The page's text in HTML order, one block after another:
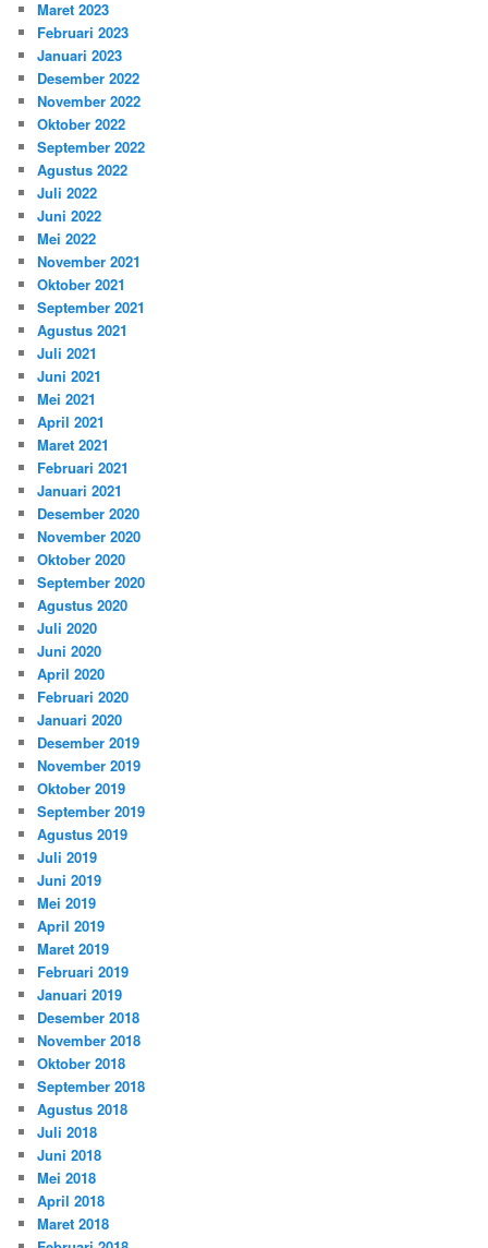
Maret 2023
Februari 2023
Januari 2023
Desember 2022
November 2022
Oktober 2022
September 2022
Agustus 2022
Juli 2022
Juni 2022
Mei 2022
November 2021
Oktober 2021
September 2021
Agustus 2021
Juli 2021
Juni 2021
Mei 2021
April 2021
Maret 2021
Februari 2021
Januari 2021
Desember 2020
November 2020
Oktober 2020
September 2020
Agustus 2020
Juli 2020
Juni 2020
April 2020
Februari 2020
Januari 2020
Desember 2019
November 2019
Oktober 2019
September 2019
Agustus 2019
Juli 2019
Juni 2019
Mei 2019
April 2019
Maret 2019
Februari 2019
Januari 2019
Desember 2018
November 2018
Oktober 2018
September 2018
Agustus 2018
Juli 2018
Juni 2018
Mei 2018
April 2018
Maret 2018